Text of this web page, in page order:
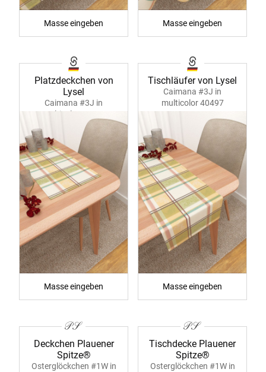
Masse eingeben Masse eingeben
Platzdeckchen von
Lysel
Caimana #3J in
multicolor 40496
Masse eingeben
Tischläufer von Lysel
Caimana #3J in
multicolor 40497
Masse eingeben
Deckchen Plauener
Spitze®
Osterglöckchen #1W in
Tischdecke Plauener
Spitze®
Osterglöckchen #1W in